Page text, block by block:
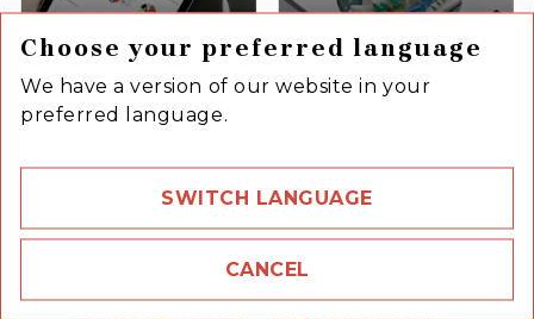
Choose your preferred language
We have a version of our website in your
preferred language.
SWITCH LANGUAGE
CANCEL
ouvre ses portes
et fait découvrir
Tourisme et
Rageot, lauréats